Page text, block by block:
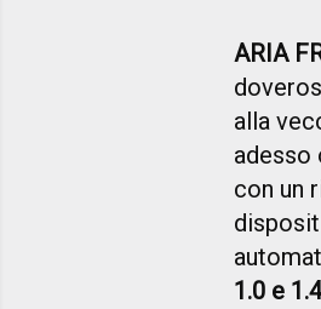
ARIA
alla
adesso
con un
1.0 e